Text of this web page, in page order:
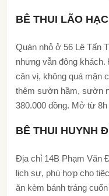
BÊ THUI LÃO HẠC
Quán nhỏ ở 56 Lê Tấn
nhưng vẫn đông
cân vị, không quá mặn
thêm sườn hầm, sườn
380.000 đồng. Mở từ 8h
BÊ THUI HUYNH
Địa chỉ 14B Phạm Văn
lịch sự, phù hợp cho
ăn kèm bánh tráng